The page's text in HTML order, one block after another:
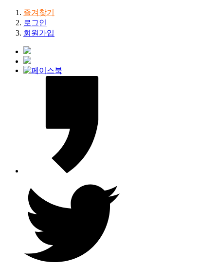
즐겨찾기
로그인
회원가입